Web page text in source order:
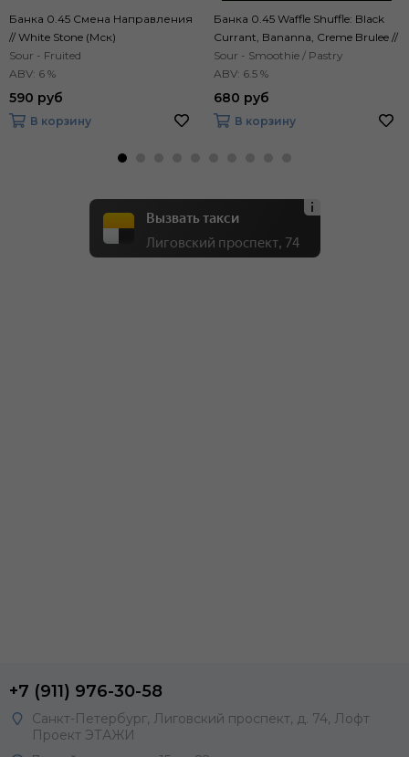
Банка 0.45 Смена Направления
// White Stone (Мск)
Sour - Fruited
ABV: 6 %
590 руб
В корзину
Банка 0.45 Waffle Shuffle: Black
Currant, Bananna, Creme Brulee //
Mantra (Спб)
Sour - Smoothie / Pastry
ABV: 6.5 %
680 руб
В корзину
Вызвать такси
Лиговский проспект, 74
+7 (911) 976-30-58
Санкт-Петербург, Лиговский проспект, д. 74, Лофт
Проект ЭТАЖИ